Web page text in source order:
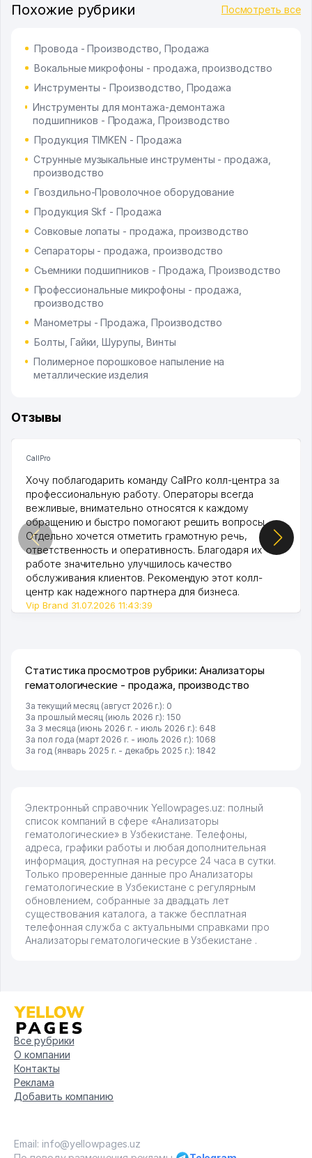
Похожие рубрики Посмотреть все
Провода - Производство, Продажа
Вокальные микрофоны - продажа, производство
Инструменты - Производство, Продажа
Инструменты для монтажа-демонтажа
подшипников - Продажа, Производство
Продукция TIMKEN - Продажа
Струнные музыкальные инструменты - продажа,
производство
Гвоздильно-Проволочное оборудование
Продукция Skf - Продажа
Совковые лопаты - продажа, производство
Сепараторы - продажа, производство
Съемники подшипников - Продажа, Производство
Профессиональные микрофоны - продажа,
производство
Манометры - Продажа, Производство
Болты, Гайки, Шурупы, Винты
Полимерное порошковое напыление на
металлические изделия
Отзывы
CallPro
Хочу поблагодарить команду CallPro колл-центра за
профессиональную работу. Операторы всегда
вежливые, внимательно относятся к каждому
обращению и быстро помогают решить вопросы.
Отдельно хочется отметить грамотную речь,
ответственность и оперативность. Благодаря их
работе значительно улучшилось качество
обслуживания клиентов. Рекомендую этот колл-
центр как надежного партнера для бизнеса.
Vip Brand 31.07.2026 11:43:39
Статистика просмотров рубрики: Анализаторы
гематологические - продажа, производство
За текущий месяц (август 2026 г.): 0
За прошлый месяц (июль 2026 г.): 150
За 3 месяца (июнь 2026 г. - июль 2026 г.): 648
За пол года (март 2026 г. - июль 2026 г.): 1068
За год (январь 2025 г. - декабрь 2025 г.): 1842
Электронный справочник Yellowpages.uz: полный
список компаний в сфере «Анализаторы
гематологические» в Узбекистане. Телефоны,
адреса, графики работы и любая дополнительная
информация, доступная на ресурсе 24 часа в сутки.
Только проверенные данные про Анализаторы
гематологические в Узбекистане с регулярным
обновлением, собранные за двадцать лет
существования каталога, а также бесплатная
телефонная служба с актуальными справками про
Анализаторы гематологические в Узбекистане .
Все рубрики
О компании
Контакты
Реклама
Добавить компанию
Email: info@yellowpages.uz